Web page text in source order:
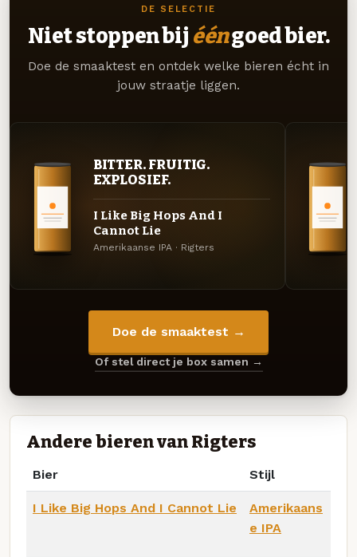
DE SELECTIE
Niet stoppen bij ééngoed bier.
Doe de smaaktest en ontdek welke bieren écht in
jouw straatje liggen.
BITTER. FRUITIG.
EXPLOSIEF.
I Like Big Hops And I
Cannot Lie
Amerikaanse IPA · Rigters
Doe de smaaktest →
Of stel direct je box samen →
Andere bieren van Rigters
Bier Stijl
I Like Big Hops And I Cannot Lie
Amerikaans
e IPA